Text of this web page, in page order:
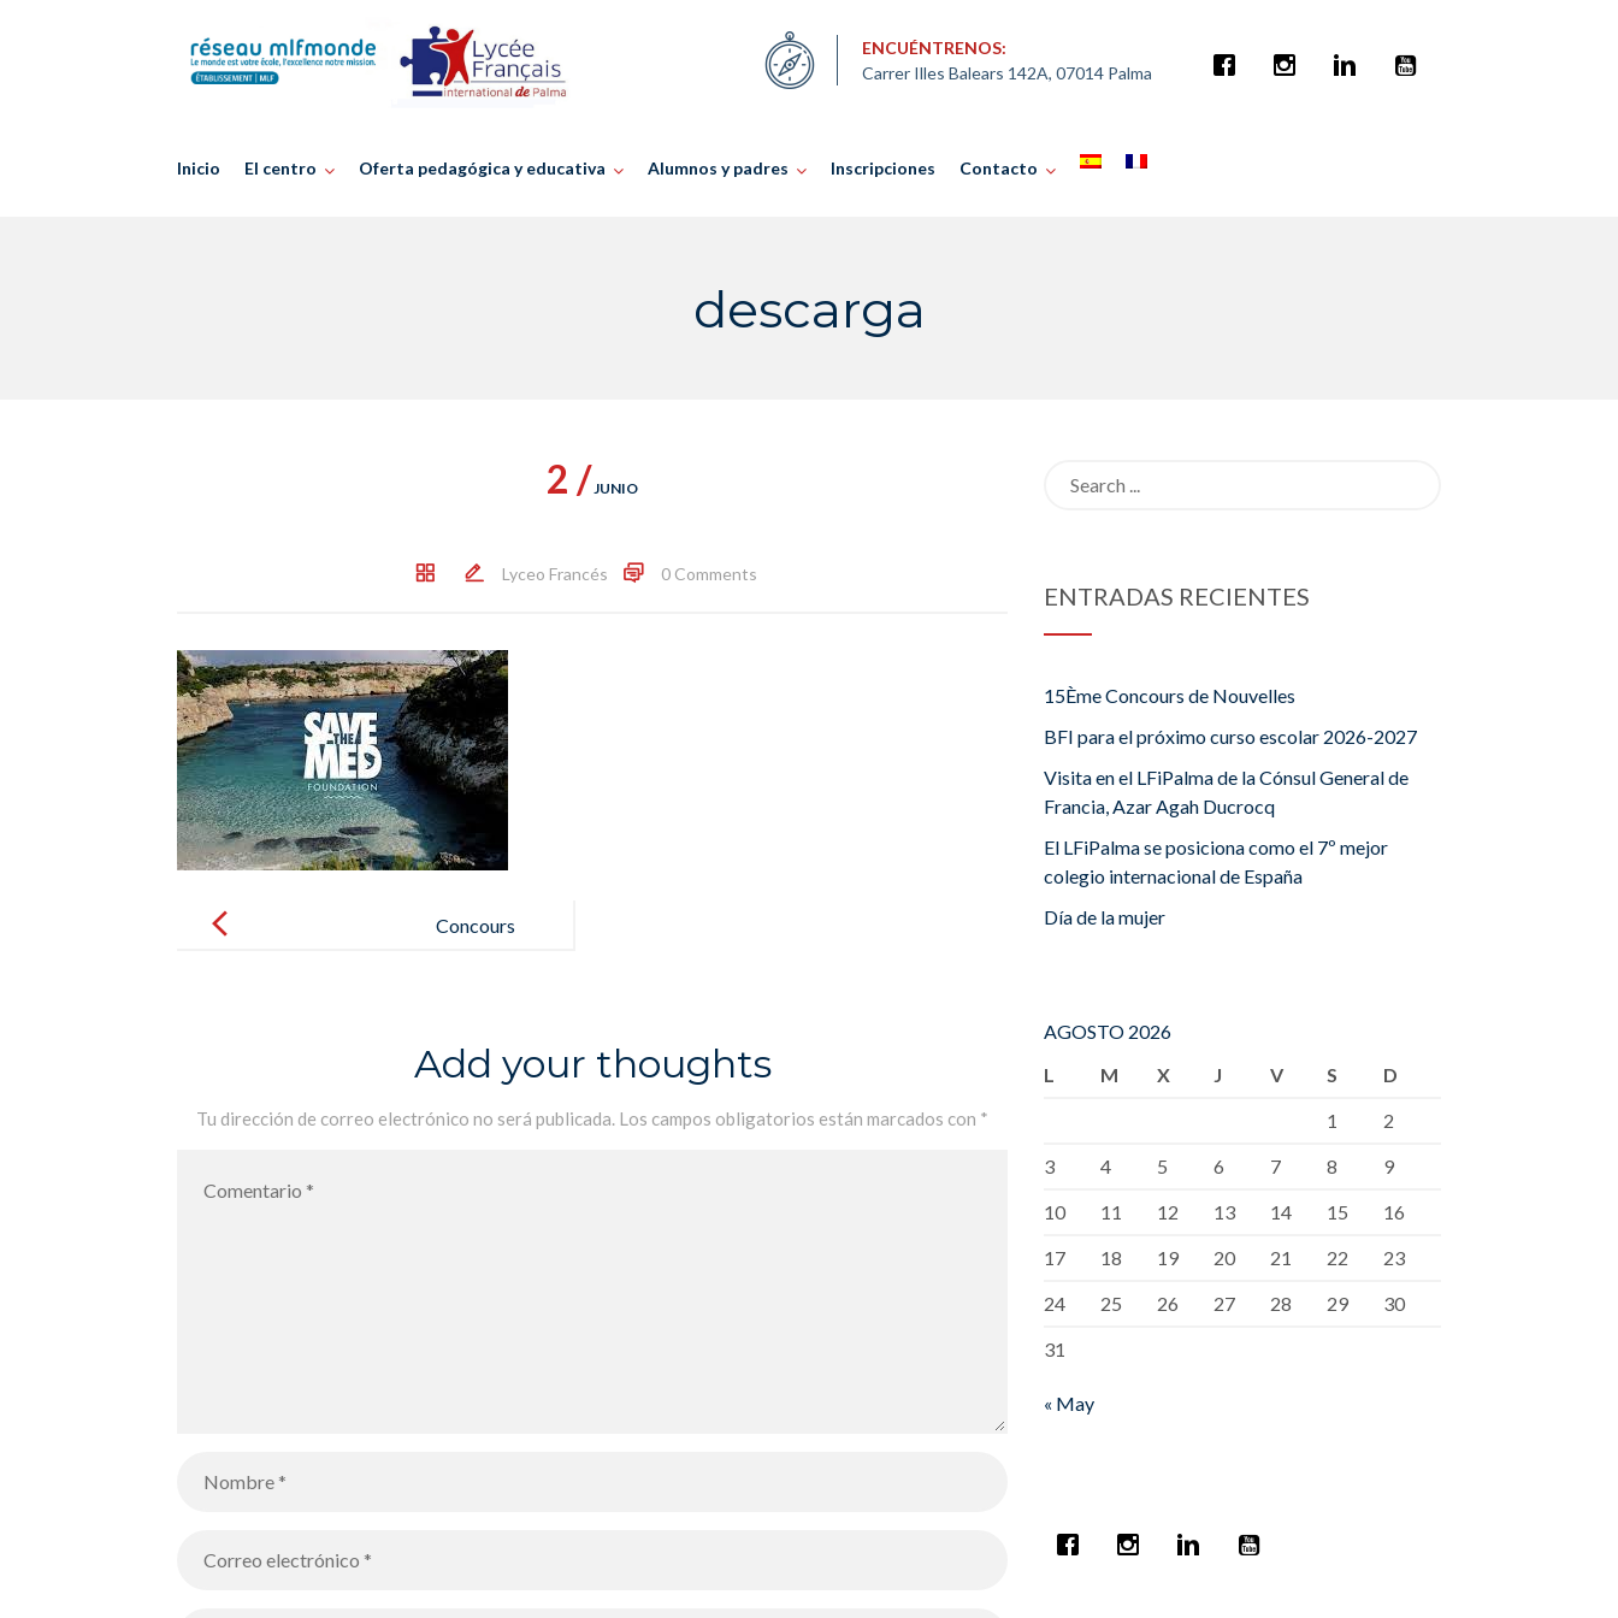
ENCUÉNTRENOS:
Carrer Illes Balears 142A, 07014 Palma
Inicio El centro Oferta pedagógica y educativa Alumnos y padres Inscripciones Contacto
descarga
2 /JUNIO
Lyceo Francés 0 Comments
navigation
Concours
Project»: participan 4 alumnos de
segundo de bachillerato
Add your thoughts
Tu dirección de correo electrónico no será publicada. Los campos obligatorios están marcados con *
ENTRADAS RECIENTES
15Ème Concours de Nouvelles
BFI para el próximo curso escolar 2026-2027
Visita en el LFiPalma de la Cónsul General de
Francia, Azar Agah Ducrocq
El LFiPalma se posiciona como el 7º mejor
colegio internacional de España
Día de la mujer
AGOSTO 2026
L
M X J V S
D
1
2
3
4 5 6 7 8
9
10
11 12 13 14 15
16
17
18 19 20 21 22
23
24
25 26 27 28 29
30
31
« May